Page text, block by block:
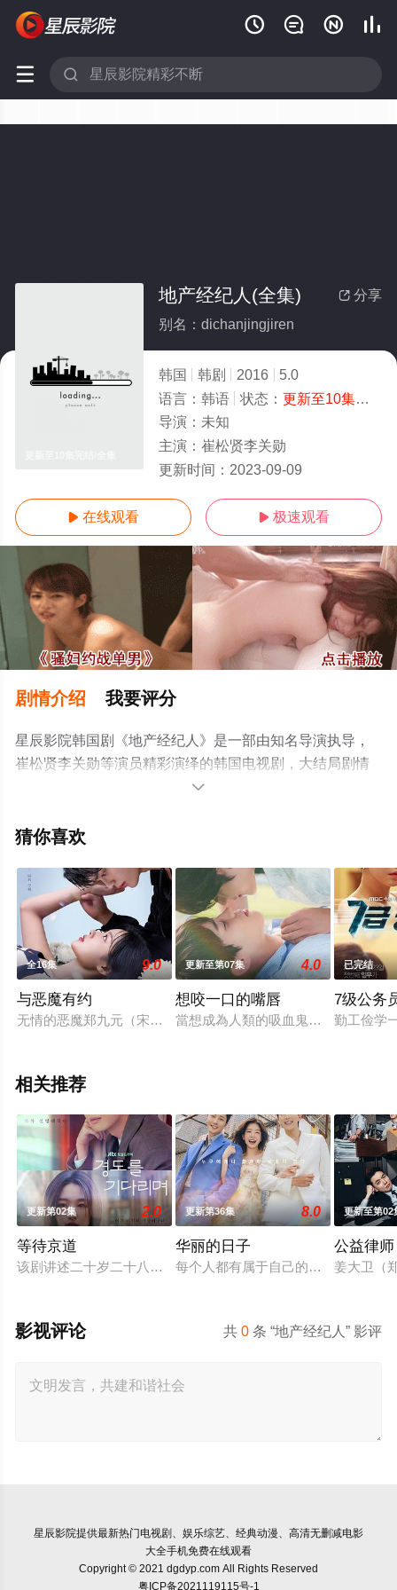
   
 
 分享
地产经纪人(全集)
别名：dichanjingjiren
韩国 韩剧 2016
5.0
语言： 韩语 状态： 更新至10集完结
导演： 未知
主演： 崔松贤李关勋
更新时间： 2023-09-09
 在线观看  极速观看
剧情介绍 我要评分
星辰影院韩国剧《地产经纪人》是一部由知名导演执导，
崔松贤李关勋等演员精彩演绎的韩国电视剧，大结局剧情
已揭晓（更新至10集完结），手机免费观看高清未删减完
看，更多剧情信息可移步至豆瓣电视剧、电视猫或剧情网

猜你喜欢
全16集 9.0
与恶魔有约
无情的恶魔郑九元（宋江 饰）与高冷的女继承人都到曦（金裕
更新至第07集 4.0
想咬一口的嘴唇
當想成為人類的吸血鬼遇上了想守護
已完结
7级公务
勤工俭学
相关推荐
更新第02集 2.0
等待京道
该剧讲述二十岁二十八岁，两次恋爱两次分手之后，李京道和
更新第36集 8.0
华丽的日子
每个人都有属于自己的辉煌岁月。无
更新至第02
公益律师
姜大卫（
共0 条 “地产经纪人” 影评
影视评论
星辰影院提供最新热门电视剧、娱乐综艺、经典动漫、高清无删减电影
大全手机免费在线观看
Copyright © 2021 dgdyp.com All Rights Reserved
粤ICP备2021119115号-1